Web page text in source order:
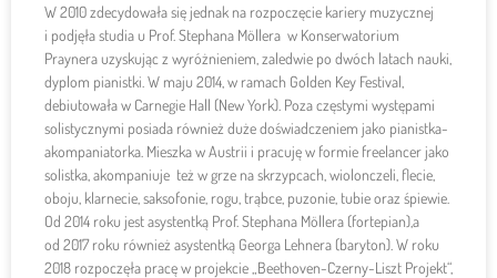
W 2010 zdecydowała się jednak na rozpoczęcie kariery muzycznej
i podjęła studia u Prof. Stephana Möllera w Konserwatorium
Praynera uzyskując z wyróżnieniem, zaledwie po dwóch latach nauki,
dyplom pianistki. W maju 2014, w ramach Golden Key Festival,
debiutowała w Carnegie Hall (New York). Poza częstymi występami
solistycznymi posiada również duże doświadczeniem jako pianistka-
akompaniatorka. Mieszka w Austrii i pracuję w formie freelancer jako
solistka, akompaniuje też w grze na skrzypcach, wiolonczeli, flecie,
oboju, klarnecie, saksofonie, rogu, trąbce, puzonie, tubie oraz śpiewie.
Od 2014 roku jest asystentką Prof. Stephana Möllera (fortepian),a
od 2017 roku również asystentką Georga Lehnera (baryton). W roku
2018 rozpoczęła pracę w projekcie „Beethoven-Czerny-Liszt Projekt“,